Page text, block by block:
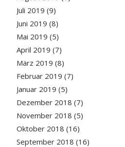
Juli 2019 (9)
Juni 2019 (8)
Mai 2019 (5)
April 2019 (7)
März 2019 (8)
Februar 2019 (7)
Januar 2019 (5)
Dezember 2018 (7)
November 2018 (5)
Oktober 2018 (16)
September 2018 (16)